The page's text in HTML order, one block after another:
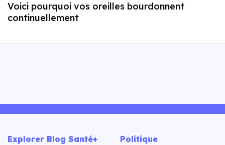
Voici pourquoi vos oreilles bourdonnent
continuellement
Explorer Blog Santé+ Politique